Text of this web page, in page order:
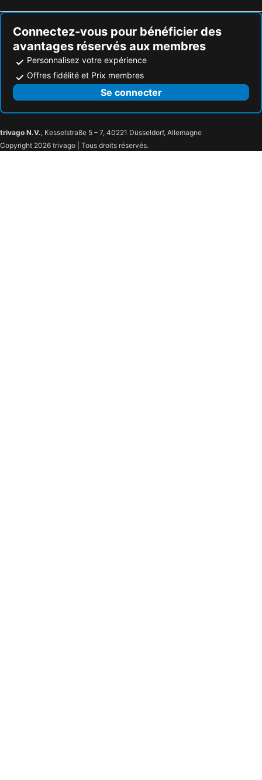
Connectez-vous pour bénéficier des
avantages réservés aux membres
Personnalisez votre expérience
Offres fidélité et Prix membres
Se connecter
trivago N.V., Kesselstraße 5 – 7, 40221 Düsseldorf, Allemagne
Copyright 2026 trivago | Tous droits réservés.